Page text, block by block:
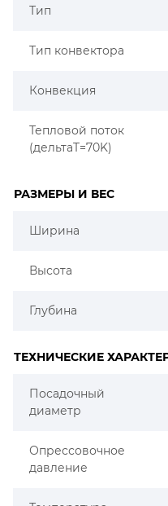
Тип
Тип конвектора
Конвекция
Тепловой поток
(дельтаT=70K)
РАЗМЕРЫ И ВЕС
Ширина
Высота
Глубина
ТЕХНИЧЕСКИЕ
Посадочный
диаметр
Опрессовочное
давление